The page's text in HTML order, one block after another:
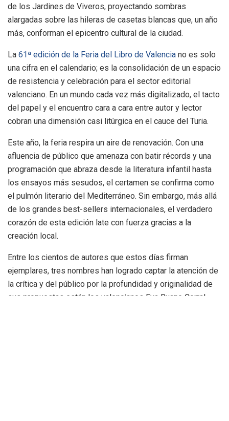
de los Jardines de Viveros, proyectando sombras
alargadas sobre las hileras de casetas blancas que, un año
más, conforman el epicentro cultural de la ciudad.
La 61ª edición de la Feria del Libro de Valencia no es solo
una cifra en el calendario; es la consolidación de un espacio
de resistencia y celebración para el sector editorial
valenciano. En un mundo cada vez más digitalizado, el tacto
del papel y el encuentro cara a cara entre autor y lector
cobran una dimensión casi litúrgica en el cauce del Turia.
Este año, la feria respira un aire de renovación. Con una
afluencia de público que amenaza con batir récords y una
programación que abraza desde la literatura infantil hasta
los ensayos más sesudos, el certamen se confirma como
el pulmón literario del Mediterráneo. Sin embargo, más allá
de los grandes best-sellers internacionales, el verdadero
corazón de esta edición late con fuerza gracias a la
creación local.
Entre los cientos de autores que estos días firman
ejemplares, tres nombres han logrado captar la atención de
la crítica y del público por la profundidad y originalidad de
sus propuestas están los valencianos Eva Ruano Corral,